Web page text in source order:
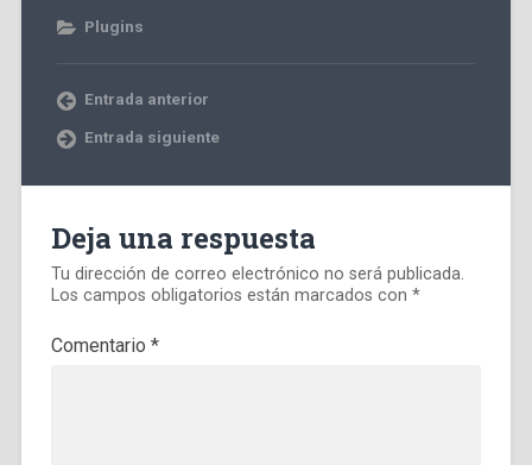
Plugins
Entrada anterior
Entrada siguiente
Deja una respuesta
Tu dirección de correo electrónico no será publicada.
Los campos obligatorios están marcados con *
Comentario *